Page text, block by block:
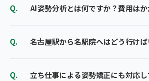
AI姿勢分析とは何ですか？費用は
名古屋駅から名駅院へはどう行け
立ち仕事による姿勢矯正にも対応